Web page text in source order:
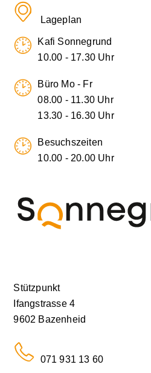
Lageplan
Kafi Sonnegrund
10.00 - 17.30 Uhr
Büro Mo - Fr
08.00 - 11.30 Uhr
13.30 - 16.30 Uhr
Besuchszeiten
10.00 - 20.00 Uhr
Stützpunkt
Ifangstrasse 4
9602 Bazenheid
071 931 13 60